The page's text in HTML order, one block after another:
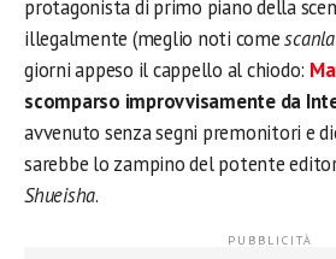
protagonista di primo piano della
illegalmente (meglio noti come
giorni appeso il cappello al chiodo:
scomparso improvvisamente da
avvenuto senza segni premonitori e
sarebbe lo zampino del potente
Shueisha.